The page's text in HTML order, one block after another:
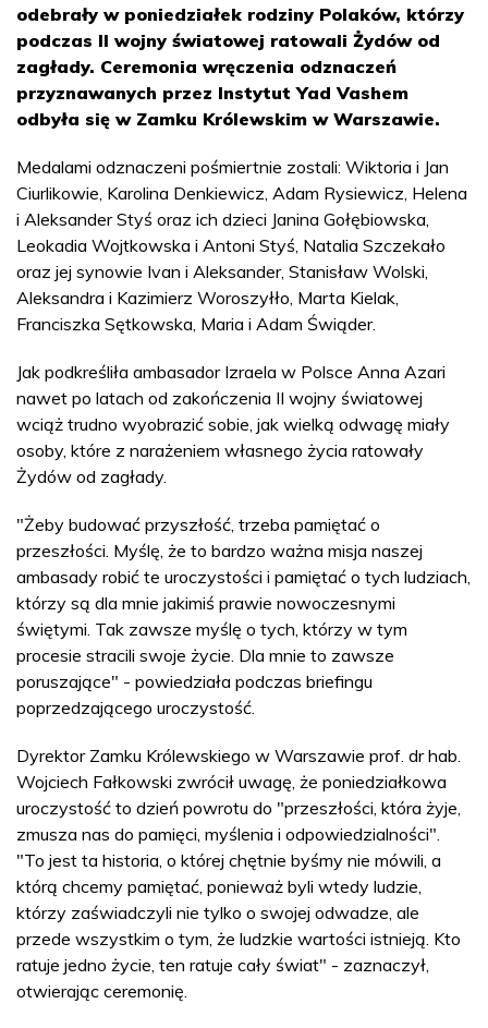
odebrały w poniedziałek rodziny Polaków, którzy
podczas II wojny światowej ratowali Żydów od
zagłady. Ceremonia wręczenia odznaczeń
przyznawanych przez Instytut Yad Vashem
odbyła się w Zamku Królewskim w Warszawie.
Medalami odznaczeni pośmiertnie zostali: Wiktoria i Jan
Ciurlikowie, Karolina Denkiewicz, Adam Rysiewicz, Helena
i Aleksander Styś oraz ich dzieci Janina Gołębiowska,
Leokadia Wojtkowska i Antoni Styś, Natalia Szczekało
oraz jej synowie Ivan i Aleksander, Stanisław Wolski,
Aleksandra i Kazimierz Woroszyłło, Marta Kielak,
Franciszka Sętkowska, Maria i Adam Świąder.
Jak podkreśliła ambasador Izraela w Polsce Anna Azari
nawet po latach od zakończenia II wojny światowej
wciąż trudno wyobrazić sobie, jak wielką odwagę miały
osoby, które z narażeniem własnego życia ratowały
Żydów od zagłady.
"Żeby budować przyszłość, trzeba pamiętać o
przeszłości. Myślę, że to bardzo ważna misja naszej
ambasady robić te uroczystości i pamiętać o tych ludziach,
którzy są dla mnie jakimiś prawie nowoczesnymi
świętymi. Tak zawsze myślę o tych, którzy w tym
procesie stracili swoje życie. Dla mnie to zawsze
poruszające" - powiedziała podczas briefingu
poprzedzającego uroczystość.
Dyrektor Zamku Królewskiego w Warszawie prof. dr hab.
Wojciech Fałkowski zwrócił uwagę, że poniedziałkowa
uroczystość to dzień powrotu do "przeszłości, która żyje,
zmusza nas do pamięci, myślenia i odpowiedzialności".
"To jest ta historia, o której chętnie byśmy nie mówili, a
którą chcemy pamiętać, ponieważ byli wtedy ludzie,
którzy zaświadczyli nie tylko o swojej odwadze, ale
przede wszystkim o tym, że ludzkie wartości istnieją. Kto
ratuje jedno życie, ten ratuje cały świat" - zaznaczył,
otwierając ceremonię.